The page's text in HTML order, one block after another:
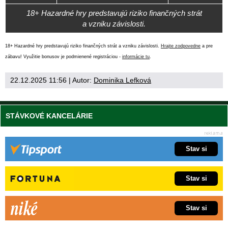
18+ Hazardné hry predstavujú riziko finančných strát
a vzniku závislosti.
18+ Hazardné hry predstavujú riziko finančných strát a vzniku závislosti. Hrajte zodpovedne a pre
zábavu! Využitie bonusov je podmienené registráciou - informácie tu.
22.12.2025 11:56 | Autor: Dominika Lefková
STÁVKOVÉ KANCELÁRIE
Stav si
Stav si
Stav si